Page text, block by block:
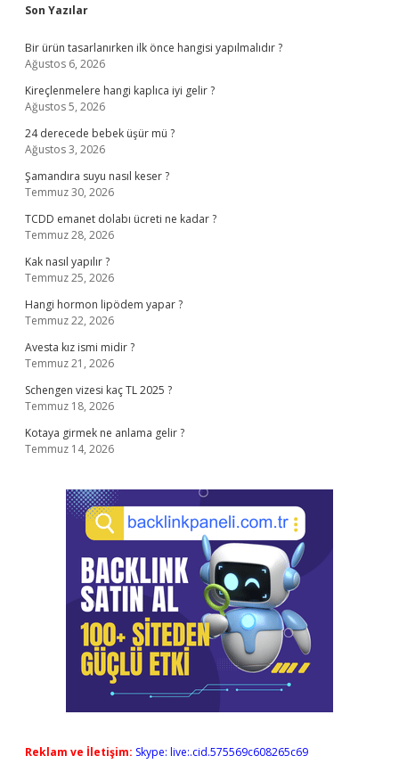
Sidebar
Son Yazılar
Bir ürün tasarlanırken ilk önce hangisi yapılmalıdır ?
Ağustos 6, 2026
Kireçlenmelere hangi kaplıca iyi gelir ?
Ağustos 5, 2026
24 derecede bebek üşür mü ?
Ağustos 3, 2026
Şamandıra suyu nasıl keser ?
Temmuz 30, 2026
TCDD emanet dolabı ücreti ne kadar ?
Temmuz 28, 2026
Kak nasıl yapılır ?
Temmuz 25, 2026
Hangi hormon lipödem yapar ?
Temmuz 22, 2026
Avesta kız ismi midir ?
Temmuz 21, 2026
Schengen vizesi kaç TL 2025 ?
Temmuz 18, 2026
Kotaya girmek ne anlama gelir ?
Temmuz 14, 2026
Reklam ve İletişim: Skype: live:.cid.575569c608265c69